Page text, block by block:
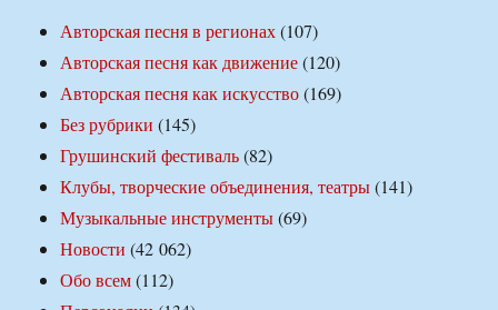
Авторская песня в регионах(107)
Авторская песня как движение(120)
Авторская песня как искусство(169)
Без рубрики (145)
Грушинский фестиваль(82)
Клубы, творческие объединения, театры(141)
Музыкальные инструменты(69)
Новости (42 062)
Обо всем(112)